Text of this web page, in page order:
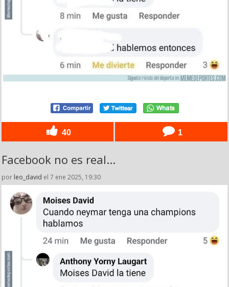
40 1
Facebook no es real...
por leo_david el 7 ene 2025, 19:30